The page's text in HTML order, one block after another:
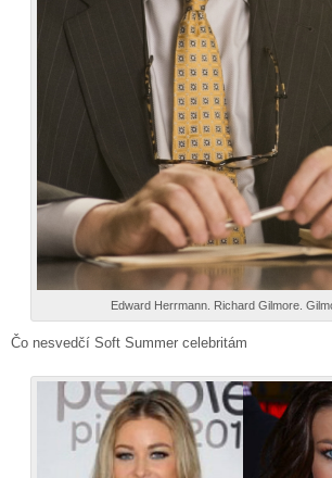
Edward Herrmann. Richard Gilmore.
Čo nesvedčí Soft Summer celebritám